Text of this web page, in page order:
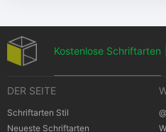
Kostenlose Schriftarten
DER SEITE
Schriftarten Stil
Neueste Schriftarten